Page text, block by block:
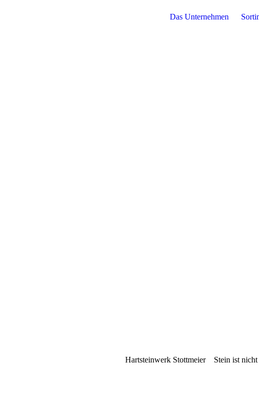
Das Unternehmen
Hartsteinwerk Stottmeier Stein ist